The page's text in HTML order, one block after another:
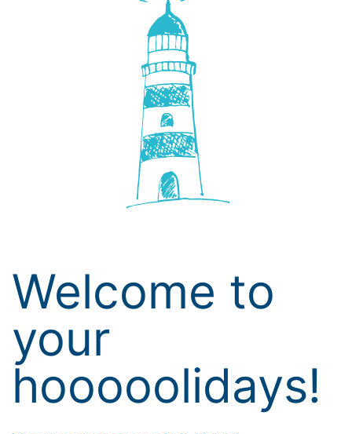
Welcome to
your
hooooolidays!